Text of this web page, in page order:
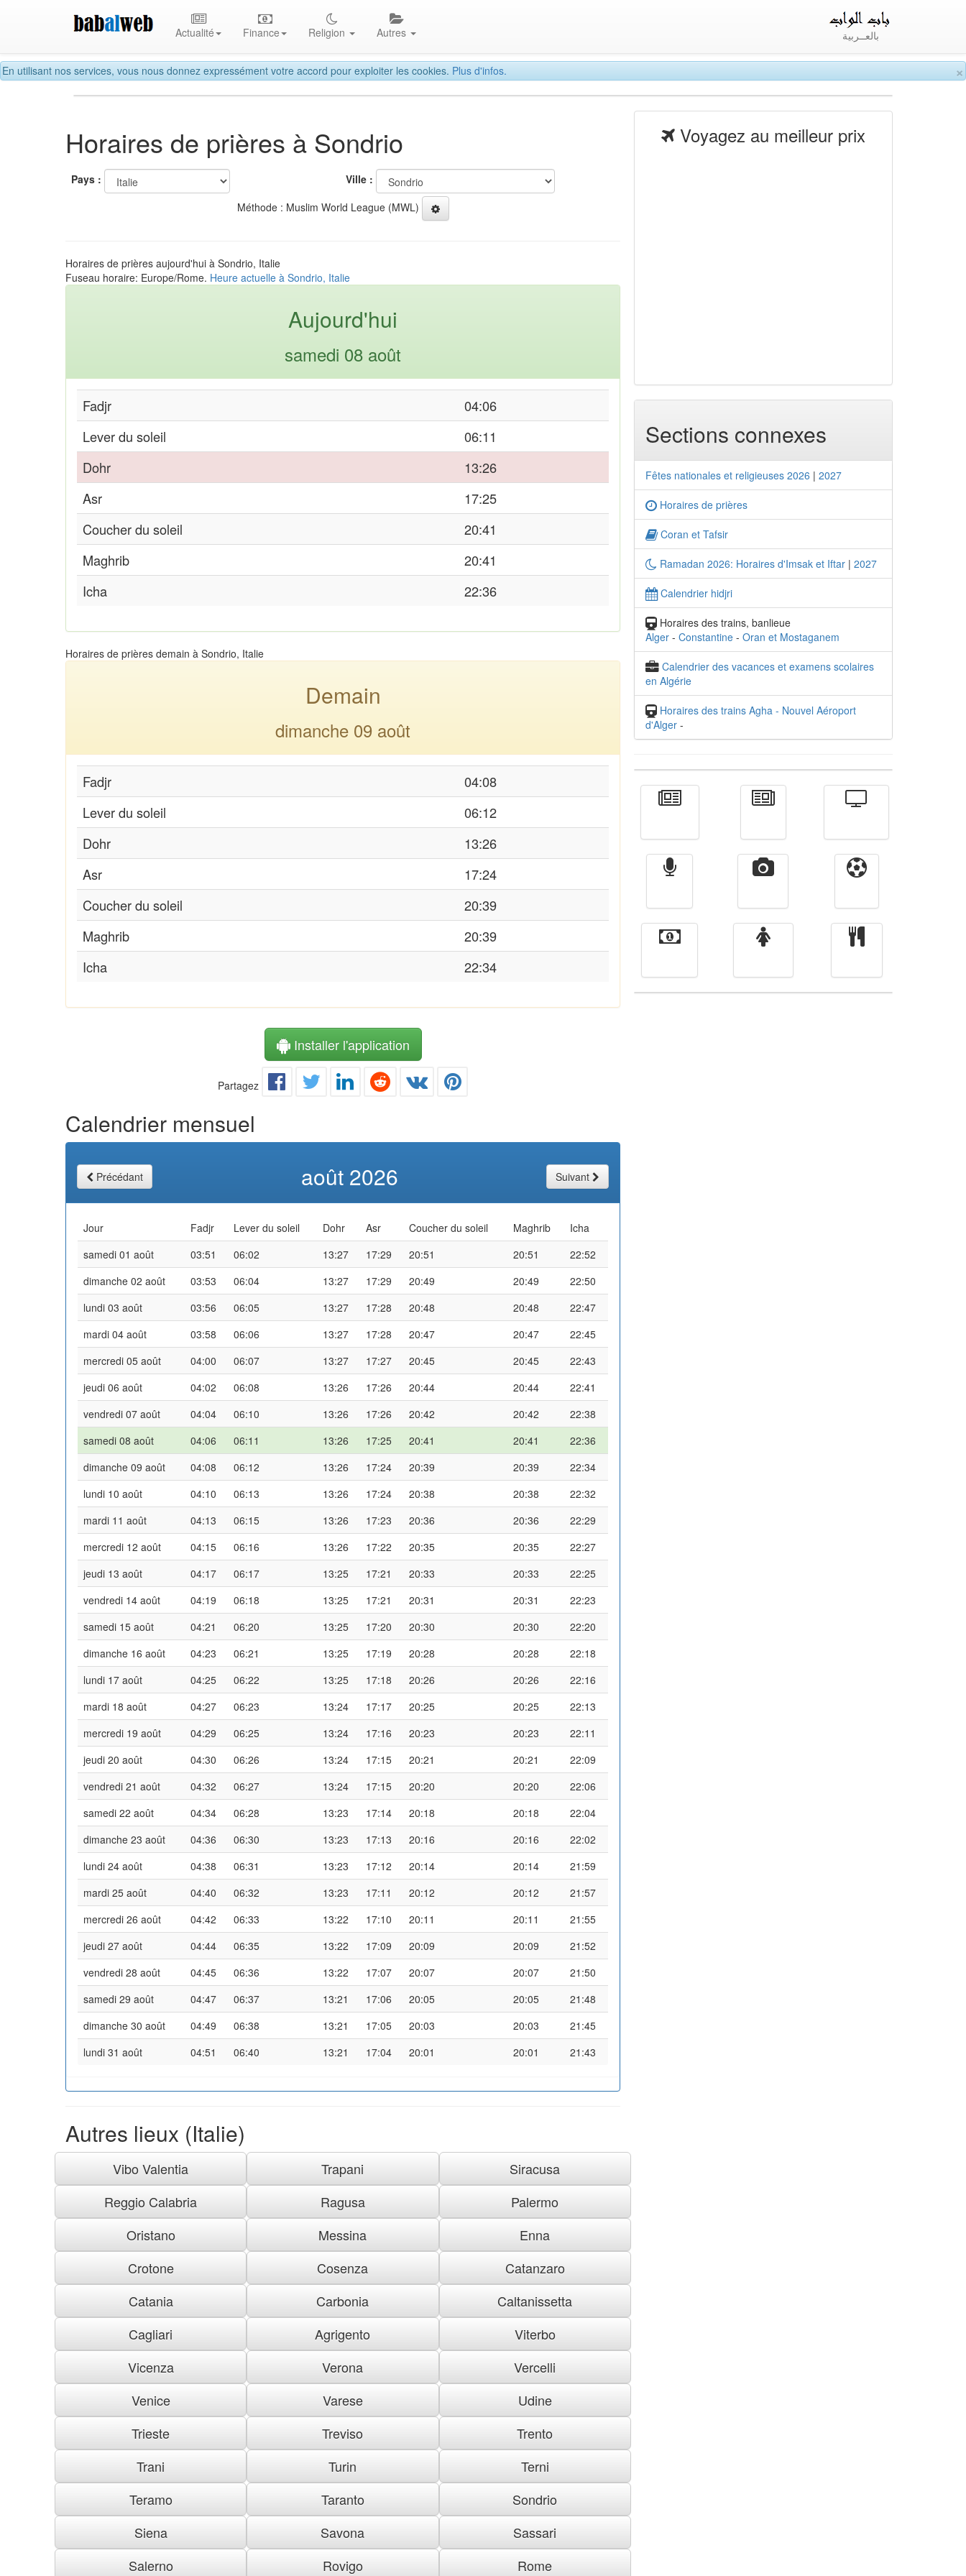
×
En utilisant nos services, vous nous donnez expressément votre accord pour exploiter les cookies. Plus d'infos.
Actualité Finance Religion Autres بالعــربية
Horaires de prières à Sondrio
Pays :
Ville :
Méthode : Muslim World League (MWL)
Horaires de prières aujourd'hui à Sondrio, Italie
Fuseau horaire: Europe/Rome. Heure actuelle à Sondrio, Italie
Aujourd'hui
samedi 08 août
Fadjr
04:06
Lever du soleil
06:11
Dohr
13:26
Asr
17:25
Coucher du soleil
20:41
Maghrib
20:41
Icha
22:36
Horaires de prières demain à Sondrio, Italie
Demain
dimanche 09 août
Fadjr
04:08
Lever du soleil
06:12
Dohr
13:26
Asr
17:24
Coucher du soleil
20:39
Maghrib
20:39
Icha
22:34
Installer l'application
Partagez
Calendrier mensuel
Précédant août 2026 Suivant
Jour Fadjr Lever du soleil Dohr Asr Coucher du soleil Maghrib
Icha
samedi 01 août
03:51 06:02 13:27 17:29 20:51 20:51
22:52
dimanche 02 août
03:53 06:04 13:27 17:29 20:49 20:49
22:50
lundi 03 août
03:56 06:05 13:27 17:28 20:48 20:48
22:47
mardi 04 août
03:58 06:06 13:27 17:28 20:47 20:47
22:45
mercredi 05 août
04:00 06:07 13:27 17:27 20:45 20:45
22:43
jeudi 06 août
04:02 06:08 13:26 17:26 20:44 20:44
22:41
vendredi 07 août
04:04 06:10 13:26 17:26 20:42 20:42
22:38
samedi 08 août
04:06 06:11 13:26 17:25 20:41 20:41
22:36
dimanche 09 août
04:08 06:12 13:26 17:24 20:39 20:39
22:34
lundi 10 août
04:10 06:13 13:26 17:24 20:38 20:38
22:32
mardi 11 août
04:13 06:15 13:26 17:23 20:36 20:36
22:29
mercredi 12 août
04:15 06:16 13:26 17:22 20:35 20:35
22:27
jeudi 13 août
04:17 06:17 13:25 17:21 20:33 20:33
22:25
vendredi 14 août
04:19 06:18 13:25 17:21 20:31 20:31
22:23
samedi 15 août
04:21 06:20 13:25 17:20 20:30 20:30
22:20
dimanche 16 août
04:23 06:21 13:25 17:19 20:28 20:28
22:18
lundi 17 août
04:25 06:22 13:25 17:18 20:26 20:26
22:16
mardi 18 août
04:27 06:23 13:24 17:17 20:25 20:25
22:13
mercredi 19 août
04:29 06:25 13:24 17:16 20:23 20:23
22:11
jeudi 20 août
04:30 06:26 13:24 17:15 20:21 20:21
22:09
vendredi 21 août
04:32 06:27 13:24 17:15 20:20 20:20
22:06
samedi 22 août
04:34 06:28 13:23 17:14 20:18 20:18
22:04
dimanche 23 août
04:36 06:30 13:23 17:13 20:16 20:16
22:02
lundi 24 août
04:38 06:31 13:23 17:12 20:14 20:14
21:59
mardi 25 août
04:40 06:32 13:23 17:11 20:12 20:12
21:57
mercredi 26 août
04:42 06:33 13:22 17:10 20:11 20:11
21:55
jeudi 27 août
04:44 06:35 13:22 17:09 20:09 20:09
21:52
vendredi 28 août
04:45 06:36 13:22 17:07 20:07 20:07
21:50
samedi 29 août
04:47 06:37 13:21 17:06 20:05 20:05
21:48
dimanche 30 août
04:49 06:38 13:21 17:05 20:03 20:03
21:45
lundi 31 août
04:51 06:40 13:21 17:04 20:01 20:01 21:43
Autres lieux (Italie)
Vibo Valentia Trapani
Siracusa
Reggio Calabria
Ragusa
Palermo
Oristano
Messina
Enna
Crotone
Cosenza
Catanzaro
Catania
Carbonia
Caltanissetta
Cagliari
Agrigento
Viterbo
Vicenza
Verona
Vercelli
Venice
Varese
Udine
Trieste
Treviso
Trento
Trani
Turin
Terni
Teramo
Taranto
Sondrio
Siena
Savona
Sassari
Salerno
Rovigo Rome
Voyagez au meilleur prix
Sections connexes
Fêtes nationales et religieuses 2026 | 2027
Horaires de prières
Coran et Tafsir
Ramadan 2026: Horaires d'Imsak et Iftar | 2027
Calendrier hidjri
Horaires des trains, banlieue
Alger - Constantine - Oran et Mostaganem
Calendrier des vacances et examens scolaires
en Algérie
Horaires des trains Agha - Nouvel Aéroport
d'Alger -